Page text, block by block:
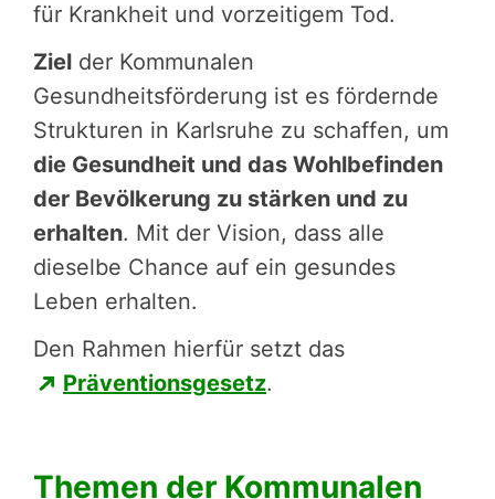
für Krankheit und vorzeitigem Tod.
Ziel der Kommunalen
Gesundheitsförderung ist es fördernde
Strukturen in Karlsruhe zu schaffen, um
die Gesund­heit und das Wohlbefinden
der Bevölkerung zu stärken und zu
erhalten. Mit der Vision, dass alle
dieselbe Chance auf ein gesundes
Leben erhalten.
Den Rahmen hierfür setzt das
Präventionsgesetz.
Themen der Kommunalen